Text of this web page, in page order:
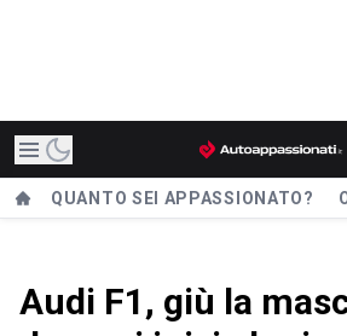
QUANTO SEI APPASSIONATO?
Audi F1, giù la